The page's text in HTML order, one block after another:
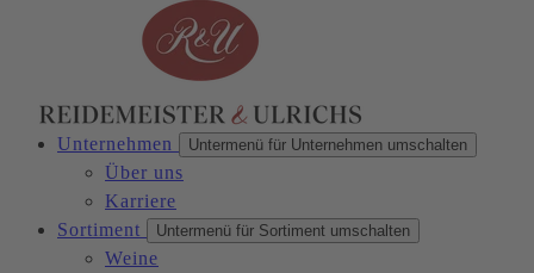
Unternehmen Untermenü für Unternehmen umschalten
Über uns
Karriere
Sortiment
Untermenü für Sortiment umschalten
Weine